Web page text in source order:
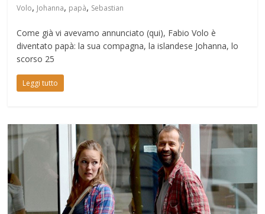
Volo, Johanna, papà, Sebastian
Come già vi avevamo annunciato (qui), Fabio Volo è
diventato papà: la sua compagna, la islandese Johanna, lo
scorso 25
Leggi tutto